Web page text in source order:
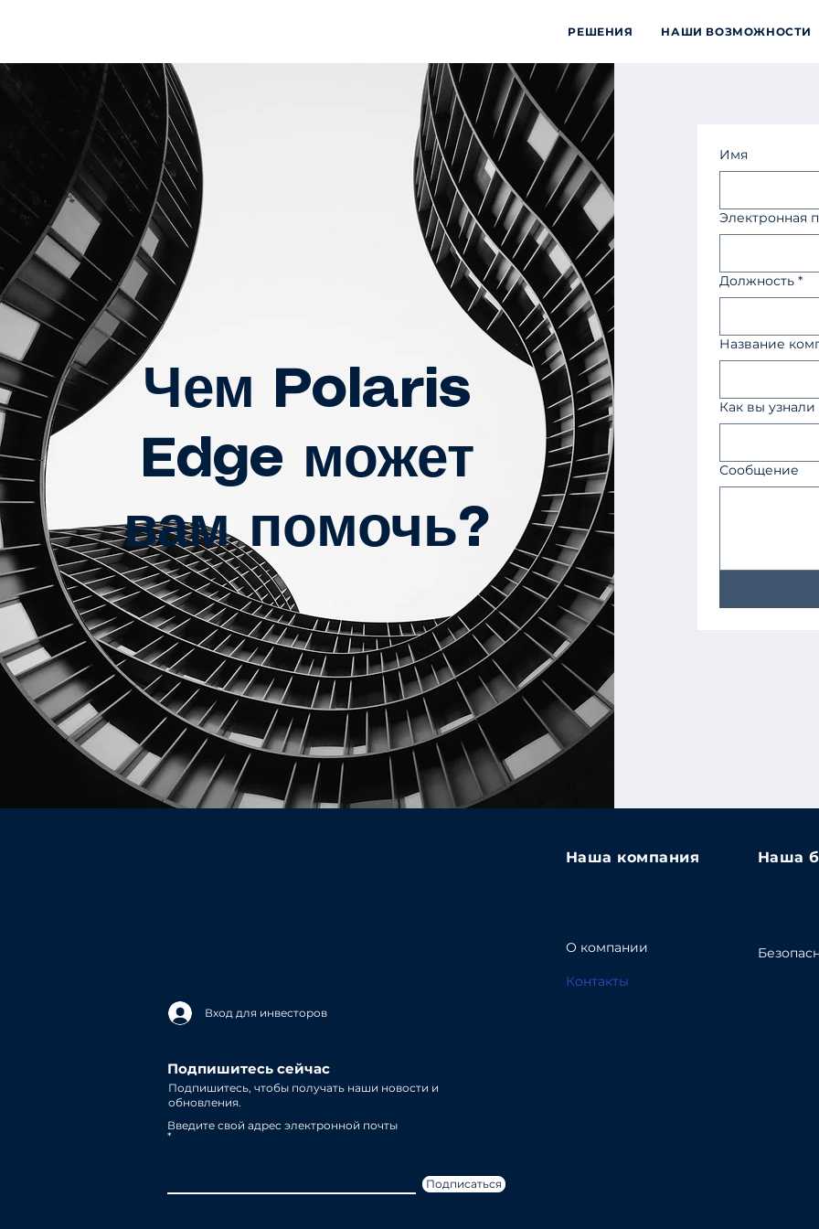
РЕШЕНИЯ НАШИ ВОЗМОЖНОСТИ
Чем Polaris
Edge может
вам помочь?
Имя
Электронная
Должность *
Название
Как вы узнали
Сообщение
Вход для инвесторов
Наша компания
О компании
Контакты
Наша
Подпишитесь сейчас
Подпишитесь, чтобы получать наши новости и
обновления.
Введите свой адрес электронной почты
Подписаться